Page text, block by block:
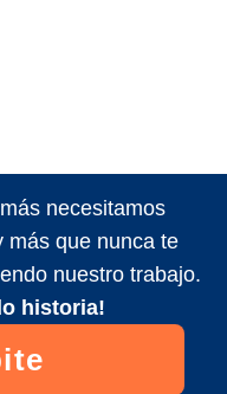
necesitamos
más que nunca te
nuestro trabajo.
historia!